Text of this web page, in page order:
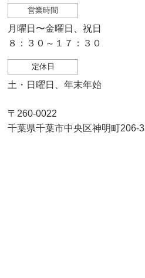
営業時間
月曜日〜金曜日、祝日
８：３０～１７：３０
定休日
土・日曜日、年末年始
〒260-0022
千葉県千葉市中央区神明町206-3